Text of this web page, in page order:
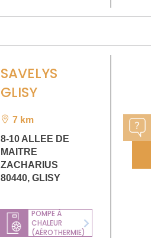
SAVELYS
GLISY
7 km
8-10 ALLEE DE
MAITRE
ZACHARIUS
80440,GLISY
POMPE À
CHALEUR
(AÉROTHERMIE)Next